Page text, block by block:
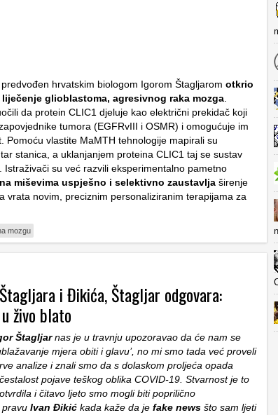
hrvatskim biologom Igorom Štagljarom otkrio
glioblastoma, agresivnog raka mozga
da protein CLIC1 djeluje kao električni prekidač koji
tumora (EGFRvIII i OSMR) i omogućuje im
Pomoću vlastite MaMTH tehnologije mapirali su
stanica, a uklanjanjem proteina CLIC1 taj se sustav
Istraživači su već razvili eksperimentalno pametno
miševima uspješno i selektivno zaustavlja širenje
vrata novim, preciznim personaliziranim terapijama za
mozgu
i Đikića, Štagljar odgovara:
živo blato
Štagljarnas je u travnju upozoravao da će nam se
mjera obiti i glavu’, no mi smo tada već proveli
analize i znali smo da s dolaskom proljeća opada
pojave teškog oblika COVID-19. Stvarnost je to
i čitavo ljeto smo mogli biti poprilično
Ivan Đikić kada kaže da je fake news što sam ljeti